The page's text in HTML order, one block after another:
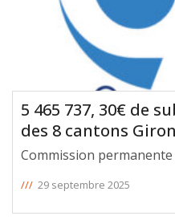
5 465 737, 30€ de
des 8 cantons
Commission
/// 29 septembre 2025